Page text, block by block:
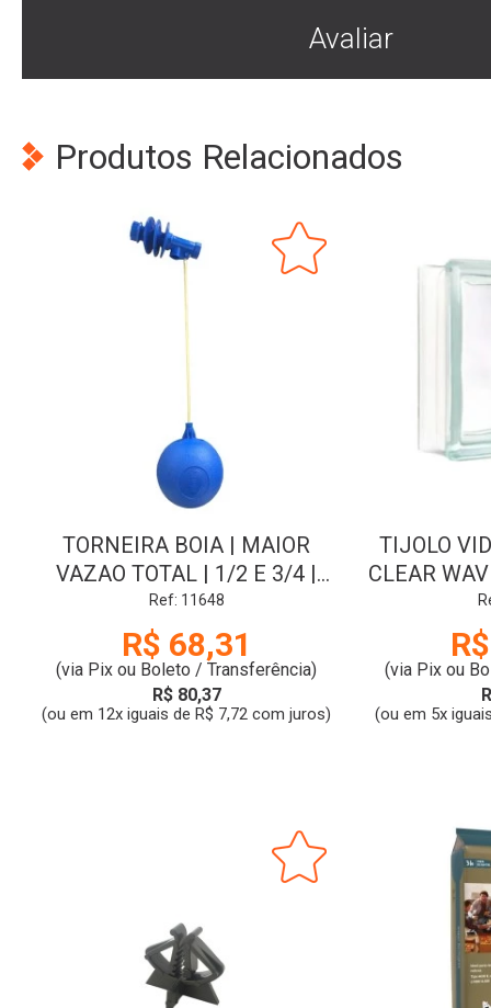
Avaliar
Produtos Relacionados
TORNEIRA BOIA | MAIOR
VAZAO TOTAL | 1/2 E 3/4 |
BLUKIT
Ref: 11648
R$ 68,31
(via Pix ou Boleto / Transferência)
R$ 80,37
(ou em 12x iguais de R$ 7,72 com juros)
TIJOLO
CLEAR
|
(via Pix ou
(ou em 5x